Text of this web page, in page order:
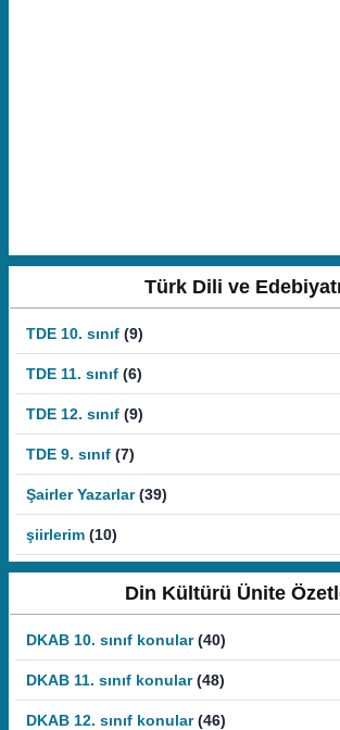
Türk Dili ve Edebiyatı
TDE 10. sınıf (9)
TDE 11. sınıf (6)
TDE 12. sınıf (9)
TDE 9. sınıf (7)
Şairler Yazarlar (39)
şiirlerim (10)
Din Kültürü Ünite
DKAB 10. sınıf konular (40)
DKAB 11. sınıf konular (48)
DKAB 12. sınıf konular (46)